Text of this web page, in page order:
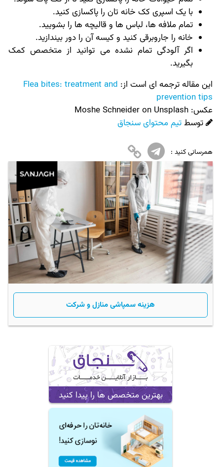
با یک اسپری کک خانه تان را پاکسازی کنید.
تمام ملافه ها، لباس ها و قالیچه ها را بشویید.
خانه را جاروبرقی کنید و کیسه آن را دور بیندازید.
اگر آلودگی تمام نشده می توانید از متخصص کمک
بگیرید.
این مقاله ترجمه ای است از: Flea bites: treatment and
prevention tips
عکس:‌ Moshe Schneider on Unsplash
توسطتیم محتوای سنجاق
همرسانی کنید :
هزینه سمپاشی منازل و شرکت
بهترین متخصص ها را پیدا کنید